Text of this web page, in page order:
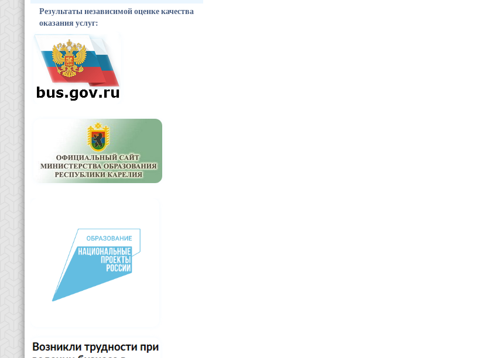
Результаты независимой оценке качества
оказания услуг: